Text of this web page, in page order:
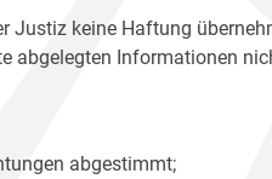
Justiz keine Haftung
abgelegten Informationen
abgestimmt;